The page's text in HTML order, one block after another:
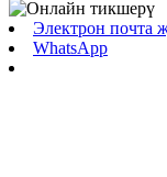
Электрон почта
WhatsApp